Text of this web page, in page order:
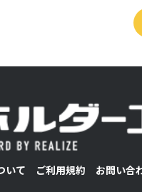
いて ご利用規約 お問い合